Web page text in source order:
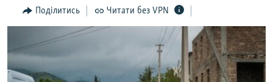
пошуку
ІНТЕРВ'Ю
ВСЕ ЗА ДЕНЬ
СПЕЦПРОЕКТИ
ДЕПОРТАЦІЯ
ЯК ОБІЙТИ БЛОКУВАННЯ
Поділитись Читати без VPN